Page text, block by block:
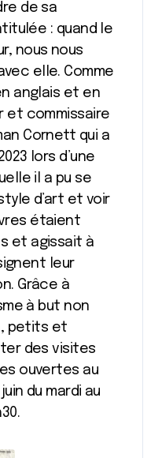
de sa
: quand le
nous nous
elle. Comme
anglais et en
et commissaire
Cornett qui a
lors d’une
il a pu se
d’art et voir
étaient
et agissait à
leur
Grâce à
à but non
petits et
des visites
ouvertes au
du mardi au